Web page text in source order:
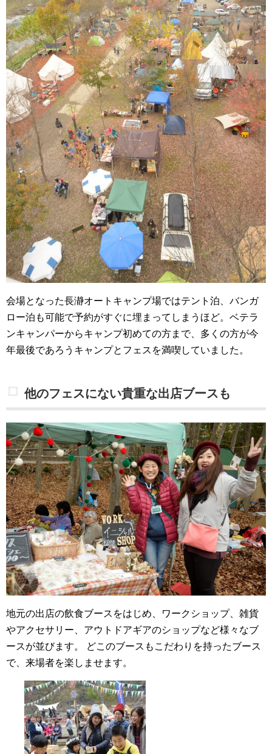
会場となった長瀞オートキャンプ場ではテント泊、バンガ
ロー泊も可能で予約がすぐに埋まってしまうほど。ベテラ
ンキャンパーからキャンプ初めての方まで、多くの方が今
年最後であろうキャンプとフェスを満喫していました。
他のフェスにない貴重な出店ブースも
地元の出店の飲食ブースをはじめ、ワークショップ、雑貨
やアクセサリー、アウトドアギアのショップなど様々なブ
ースが並びます。
どこのブースもこだわりを持ったブース
で、来場者を楽しませます。